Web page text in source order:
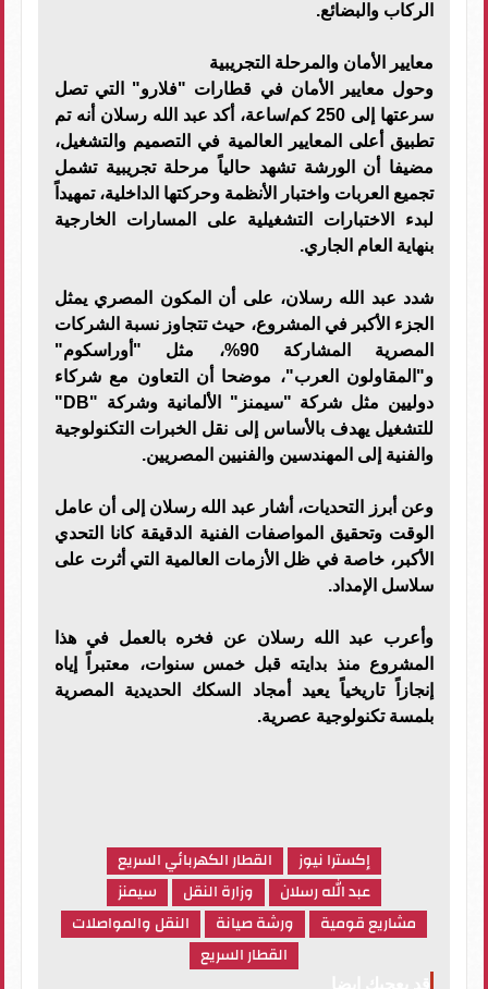
الركاب والبضائع.
معايير الأمان والمرحلة التجريبية
وحول معايير الأمان في قطارات "فلارو" التي تصل
سرعتها إلى 250 كم/ساعة، أكد عبد الله رسلان أنه تم
تطبيق أعلى المعايير العالمية في التصميم والتشغيل،
مضيفا أن الورشة تشهد حالياً مرحلة تجريبية تشمل
تجميع العربات واختبار الأنظمة وحركتها الداخلية، تمهيداً
لبدء الاختبارات التشغيلية على المسارات الخارجية
بنهاية العام الجاري.
شدد عبد الله رسلان، على أن المكون المصري يمثل
الجزء الأكبر في المشروع، حيث تتجاوز نسبة الشركات
المصرية المشاركة 90%، مثل "أوراسكوم"
و"المقاولون العرب"، موضحا أن التعاون مع شركاء
دوليين مثل شركة "سيمنز" الألمانية وشركة "DB"
للتشغيل يهدف بالأساس إلى نقل الخبرات التكنولوجية
والفنية إلى المهندسين والفنيين المصريين.
وعن أبرز التحديات، أشار عبد الله رسلان إلى أن عامل
الوقت وتحقيق المواصفات الفنية الدقيقة كانا التحدي
الأكبر، خاصة في ظل الأزمات العالمية التي أثرت على
سلاسل الإمداد.
وأعرب عبد الله رسلان عن فخره بالعمل في هذا
المشروع منذ بدايته قبل خمس سنوات، معتبراً إياه
إنجازاً تاريخياً يعيد أمجاد السكك الحديدية المصرية
بلمسة تكنولوجية عصرية.
إكسترا نيوز
القطار الكهربائي السريع
عبد الله رسلان
وزارة النقل
سيمنز
مشاريع قومية
ورشة صيانة
النقل والمواصلات
القطار السريع